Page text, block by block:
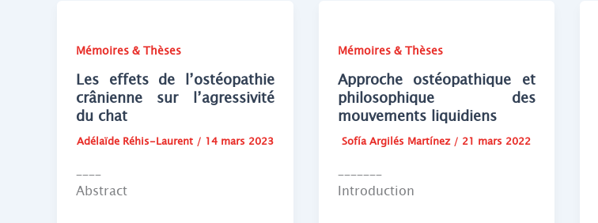
Mémoires & Thèses
Les effets de l’ostéopathie
crânienne sur l’agressivité
du chat
Adélaïde Réhis-Laurent/ 14 mars 2023
____
Abstract
Mémoires & Thèses
Approche ostéopathique et
philosophique des
mouvements liquidiens
Sofía Argilés Martínez/ 21 mars 2022
_______
Introduction